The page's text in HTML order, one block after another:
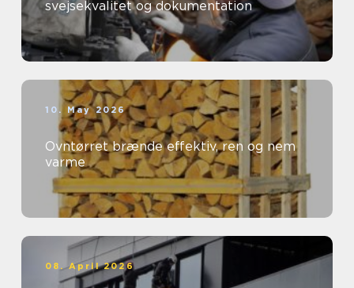
svejsekvalitet og dokumentation
10. May 2026
Ovntørret brænde effektiv, ren og nem
varme
08. April 2026